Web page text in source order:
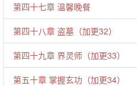
第四十七章 温馨晚餐
第四十八章 盗墓（加更32）
第四十九章 界灵师（加更33）
第五十章 掌握玄功（加更34）